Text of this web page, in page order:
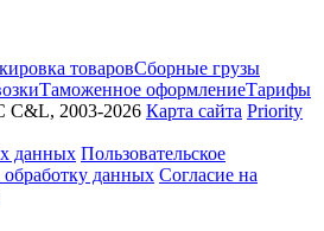
товаровСборные грузы
Таможенное оформлениеТарифы
C&L, 2003-2026 Карта сайта Priority
данных Пользовательское
обработку данных Согласие на